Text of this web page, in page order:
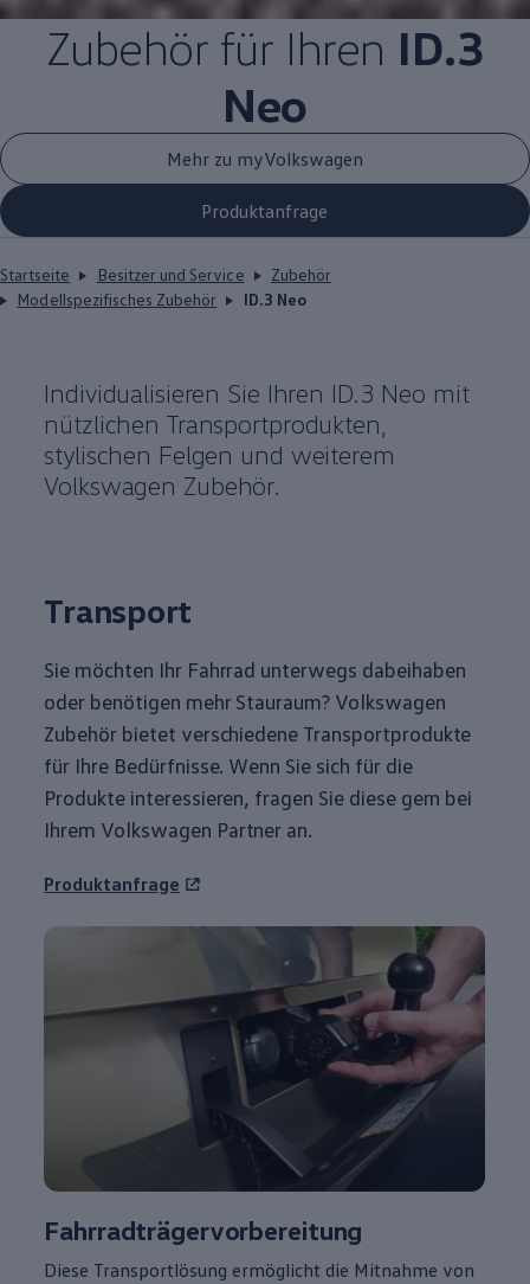
Zubehörfür Ihren ID.3
Neo
Mehr zu myVolkswagen
Produktanfrage
Startseite Besitzer und Service
Zubehör
Modellspezifisches Zubehör
ID.3 Neo
Individualisieren Sie Ihren ID.3 Neo mit
nützlichen Transportprodukten,
stylischen Felgen und weiterem
Volkswagen Zubehör.
Transport
Sie möchten Ihr Fahrrad unterwegs dabeihaben
oder benötigen mehr Stauraum? Volkswagen
Zubehör bietet verschiedene Transportprodukte
für Ihre Bedürfnisse. Wenn Sie sich für die
Produkte interessieren, fragen Sie diese gern bei
Ihrem Volkswagen Partner an.
Produktanfrage
Fahrradträgervorbereitung
Diese Transportlösung ermöglicht die Mitnahme von